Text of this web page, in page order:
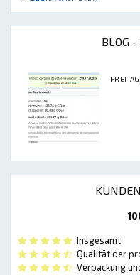
BLOG
Insgesamt
Qualität der
Verpackung